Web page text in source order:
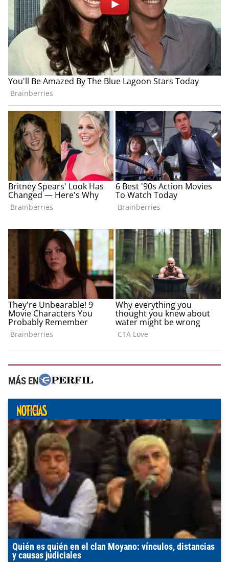
MÁS EN
Quién es quién en el clan Moyano: vínculos, distancias
y causas judiciales